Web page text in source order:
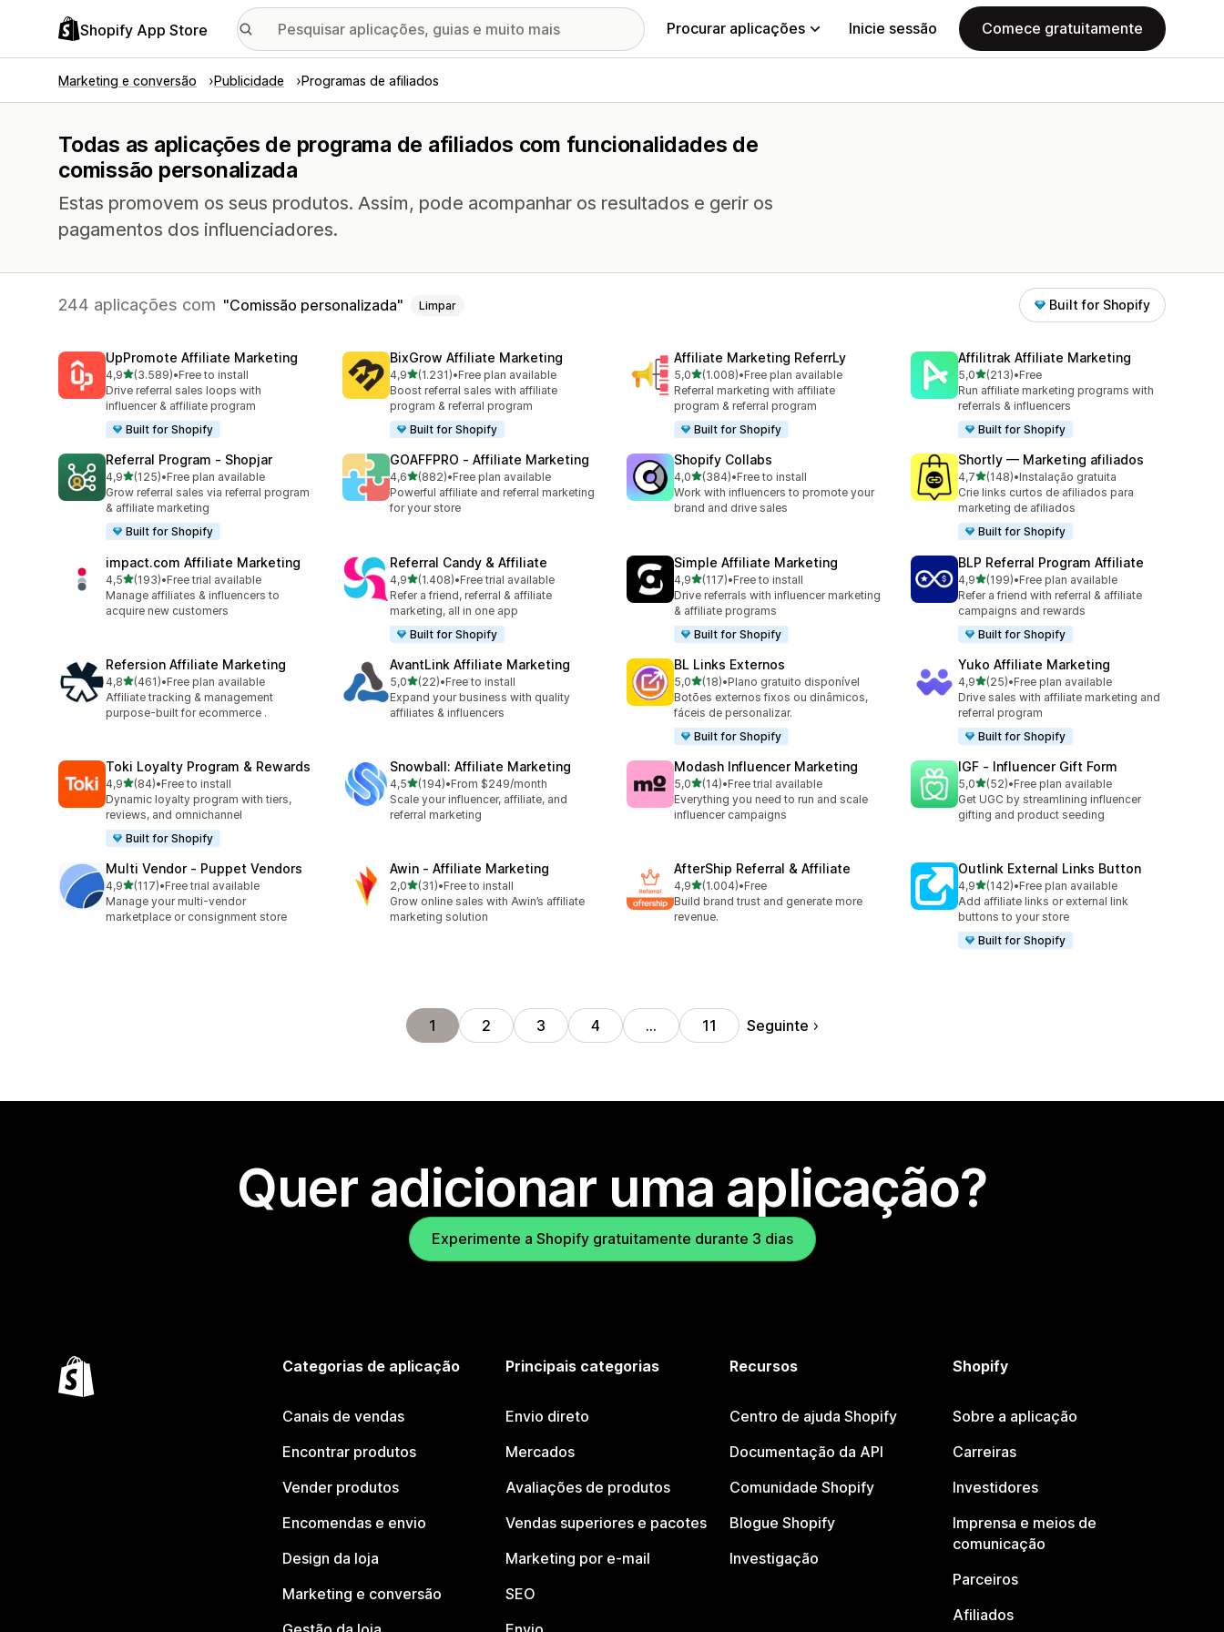
Shopify App Store Procurar aplicações Inicie sessão Comece gratuitamente
Marketing e conversão Publicidade Programas de afiliados
Todas as aplicações de programa de afiliados com funcionalidades de
comissão personalizada
Estas promovem os seus produtos. Assim, pode acompanhar os resultados e gerir os
pagamentos dos influenciadores.
244 aplicações com Comissão personalizada Limpar Built for Shopify
UpPromote Affiliate Marketing
4,9de 5 estrelas
(3.589)
3589 total de avaliações
•Free to install
Drive referral sales loops with
influencer & affiliate program
Built for Shopify
BixGrow Affiliate Marketing
4,9de 5 estrelas
(1.231)
1231 total de avaliações
•Free plan available
Boost referral sales with affiliate
program & referral program
Built for Shopify
Affiliate Marketing ReferrLy
5,0de 5 estrelas
(1.008)
1008 total de avaliações
•Free plan available
Referral marketing with affiliate
program & referral program
Built for Shopify
Affilitrak Affiliate Marketing
5,0de 5 estrelas
(213)
213 total de avaliações
•Free
Run affiliate marketing programs with
referrals & influencers
Built for Shopify
Referral Program ‑ Shopjar
4,9de 5 estrelas
(125)
125 total de avaliações
•Free plan available
Grow referral sales via referral program
& affiliate marketing
Built for Shopify
GOAFFPRO ‑ Affiliate Marketing
4,6de 5 estrelas
(882)
882 total de avaliações
•Free plan available
Powerful affiliate and referral marketing
for your store
Shopify Collabs
4,0de 5 estrelas
(384)
384 total de avaliações
•Free to install
Work with influencers to promote your
brand and drive sales
Shortly — Marketing afiliados
4,7de 5 estrelas
(148)
148 total de avaliações
•Instalação gratuita
Crie links curtos de afiliados para
marketing de afiliados
Built for Shopify
impact.com Affiliate Marketing
4,5de 5 estrelas
(193)
193 total de avaliações
•Free trial available
Manage affiliates & influencers to
acquire new customers
Referral Candy & Affiliate
4,9de 5 estrelas
(1.408)
1408 total de avaliações
•Free trial available
Refer a friend, referral & affiliate
marketing, all in one app
Built for Shopify
Simple Affiliate Marketing
4,9de 5 estrelas
(117)
117 total de avaliações
•Free to install
Drive referrals with influencer marketing
& affiliate programs
Built for Shopify
BLP Referral Program Affiliate
4,9de 5 estrelas
(199)
199 total de avaliações
•Free plan available
Refer a friend with referral & affiliate
campaigns and rewards
Built for Shopify
Refersion Affiliate Marketing
4,8de 5 estrelas
(461)
461 total de avaliações
•Free plan available
Affiliate tracking & management
purpose-built for ecommerce .
AvantLink Affiliate Marketing
5,0de 5 estrelas
(22)
22 total de avaliações
•Free to install
Expand your business with quality
affiliates & influencers
BL Links Externos
5,0de 5 estrelas
(18)
18 total de avaliações
•Plano gratuito disponível
Botões externos fixos ou dinâmicos,
fáceis de personalizar.
Built for Shopify
Yuko Affiliate Marketing
4,9de 5 estrelas
(25)
25 total de avaliações
•Free plan available
Drive sales with affiliate marketing and
referral program
Built for Shopify
Toki Loyalty Program & Rewards
4,9de 5 estrelas
(84)
84 total de avaliações
•Free to install
Dynamic loyalty program with tiers,
reviews, and omnichannel
Built for Shopify
Snowball: Affiliate Marketing
4,5de 5 estrelas
(194)
194 total de avaliações
•From $249/month
Scale your influencer, affiliate, and
referral marketing
Modash Influencer Marketing
5,0de 5 estrelas
(14)
14 total de avaliações
•Free trial available
Everything you need to run and scale
influencer campaigns
IGF ‑ Influencer Gift Form
5,0de 5 estrelas
(52)
52 total de avaliações
•Free plan available
Get UGC by streamlining influencer
gifting and product seeding
Multi Vendor ‑ Puppet Vendors
4,9de 5 estrelas
(117)
117 total de avaliações
•Free trial available
Manage your multi-vendor
marketplace or consignment store
Awin ‑ Affiliate Marketing
2,0de 5 estrelas
(31)
31 total de avaliações
•Free to install
Grow online sales with Awin’s affiliate
marketing solution
AfterShip Referral & Affiliate
4,9de 5 estrelas
(1.004)
1004 total de avaliações
•Free
Build brand trust and generate more
revenue.
Outlink External Links Button
4,9de 5 estrelas
(142)
142 total de avaliações
•Free plan available
Add affiliate links or external link
buttons to your store
Built for Shopify
1 2 3 4 … 11 Seguinte
Quer adicionar uma aplicação?
Experimente a Shopify gratuitamente durante 3 dias
Categorias de aplicação
Canais de vendas
Encontrar produtos
Vender produtos
Encomendas e envio
Design da loja
Marketing e conversão
Principais categorias
Envio direto
Mercados
Avaliações de produtos
Vendas superiores e pacotes
Marketing por e-mail
SEO
Recursos
Centro de ajuda Shopify
Documentação da API
Comunidade Shopify
Blogue Shopify
Investigação
Shopify
Sobre a aplicação
Carreiras
Investidores
Imprensa e meios de
comunicação
Parceiros
Afiliados